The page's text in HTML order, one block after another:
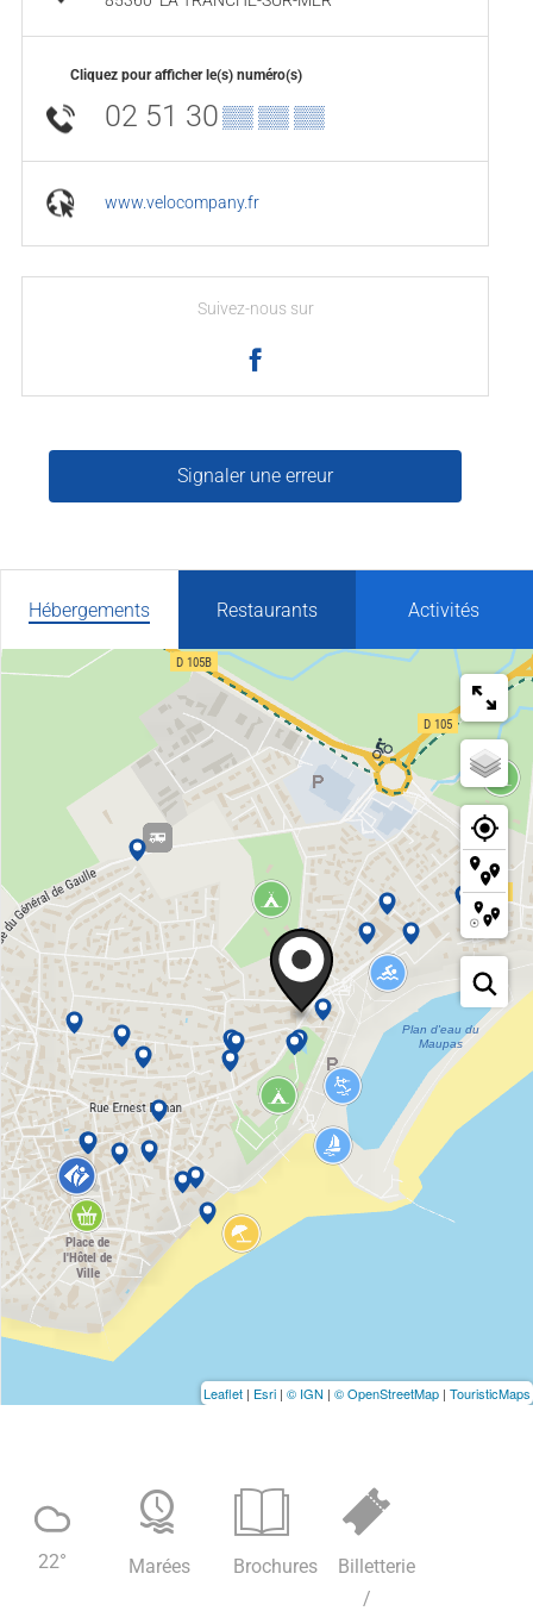
Cliquez pour afficher le(s) numéro(s)
02 51 30▒▒ ▒▒ ▒▒
www.velocompany.fr
Suivez-nous sur
Signaler une erreur
Hébergements Restaurants Activités
Leaflet | Esri | © IGN | © OpenStreetMap | TouristicMaps
22° Marées Brochures
Billetterie
/